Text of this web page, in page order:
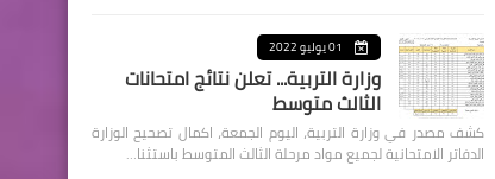
01 يوليو 2022
وزارة التربية... تعلن نتائج امتحانات
الثالث متوسط
كشف مصدر في وزارة التربية، اليوم الجمعة، اكمال تصحيح الوزارة
الدفاتر الامتحانية لجميع مواد مرحلة الثالث المتوسط باستثنا…